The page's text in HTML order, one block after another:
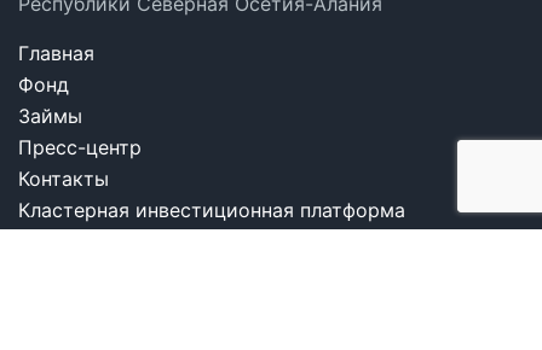
Главная
Фонд
Займы
Пресс-центр
Контакты
Кластерная инвестиционная платформа